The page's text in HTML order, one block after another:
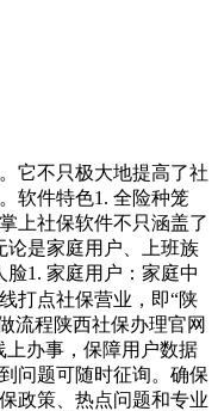
它不只极大地提高了社
软件特色1. 全险种笼
上社保软件不只涵盖了
论是家庭用户、上班族
1. 家庭用户：家庭中
打点社保营业，即“陕
流程陕西社保办理官网
上办事，保障用户数据
问题可随时征询。确保
政策、热点问题和专业